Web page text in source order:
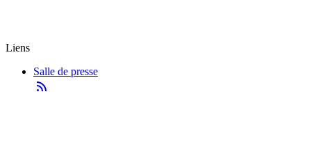
Liens
Salle de presse